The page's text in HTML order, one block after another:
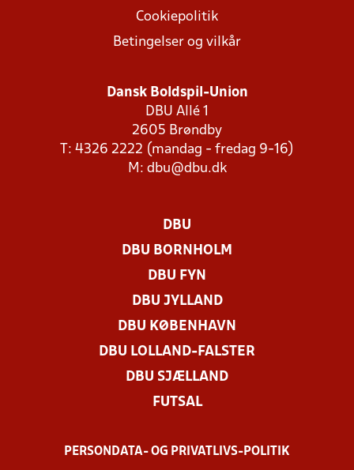
Cookiepolitik
Betingelser og vilkår
Dansk Boldspil-Union
DBU Allé 1
2605 Brøndby
T: 4326 2222 (mandag - fredag 9-16)
M: dbu@dbu.dk
DBU
DBU BORNHOLM
DBU FYN
DBU JYLLAND
DBU KØBENHAVN
DBU LOLLAND-FALSTER
DBU SJÆLLAND
FUTSAL
PERSONDATA- OG PRIVATLIVS-POLITIK